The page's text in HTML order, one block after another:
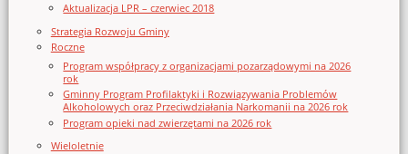
Aktualizacja LPR – czerwiec 2018
Strategia Rozwoju Gminy
Roczne
Program współpracy z organizacjami pozarządowymi na 2026
rok
Gminny Program Profilaktyki i Rozwiązywania Problemów
Alkoholowych oraz Przeciwdziałania Narkomanii na 2026 rok
Program opieki nad zwierzętami na 2026 rok
Wieloletnie